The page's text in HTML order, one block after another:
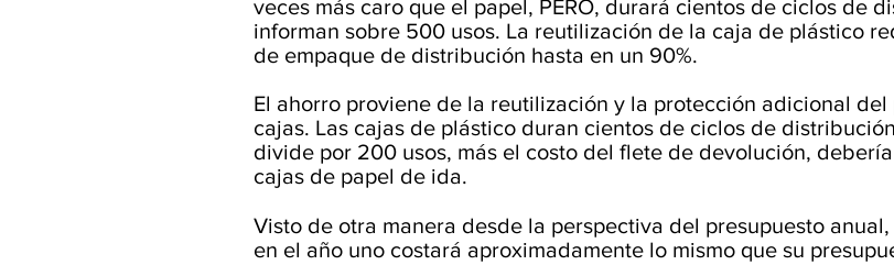
veces más caro que el papel, PERO, durará cientos de ciclos de
informan sobre 500 usos. La reutilización de la caja de plástico
de empaque de distribución hasta en un 90%.
El ahorro proviene de la reutilización y la protección adicional
cajas. Las cajas de plástico duran cientos de ciclos de
divide por 200 usos, más el costo del flete de devolución,
cajas de papel de ida.
Visto de otra manera desde la perspectiva del presupuesto
en el año uno costará aproximadamente lo mismo que su